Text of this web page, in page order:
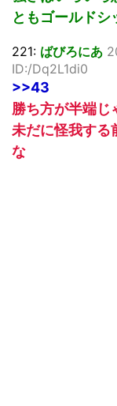
ともゴールドシ
221: ばびろにあ
ID:/Dq2L1di0
>>43
勝ち方が半端じ
未だに怪我する
な